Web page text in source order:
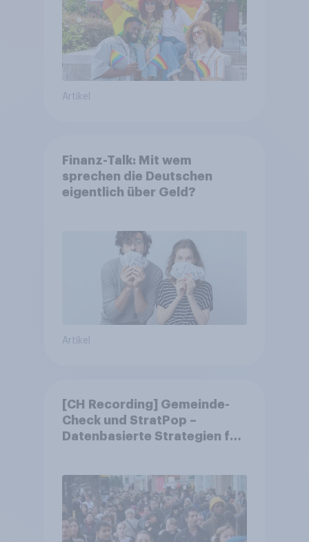
Artikel
Finanz-Talk: Mit wem
sprechen die Deutschen
eigentlich über Geld?
Artikel
[CH Recording] Gemeinde-
Check und StratPop –
Datenbasierte Strategien für